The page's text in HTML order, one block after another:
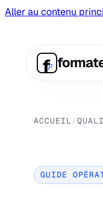
Aller au contenu
fp
ACCUEIL /
GUIDE